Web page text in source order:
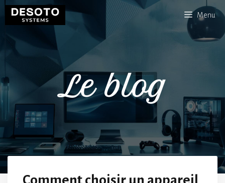
Aller
Menu
Le blog
Comment choisir un appareil